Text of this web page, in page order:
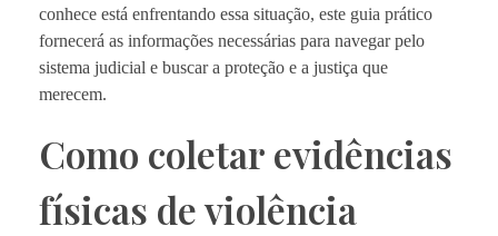
conhece está enfrentando essa situação, este guia prático
fornecerá as informações necessárias para navegar pelo
sistema judicial e buscar a proteção e a justiça que
merecem.
Como coletar evidências
físicas de violência